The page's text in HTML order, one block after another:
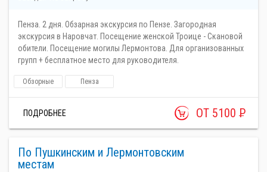
Пенза. 2 дня. Обзарная экскурсия по Пензе. Загородная
экскурсия в Наровчат. Посещение женской Троице - Скановой
обители. Посещение могилы Лермонтова. Для организованных
групп + бесплатное место для руководителя.
Обзорные Пенза
ПОДРОБНЕЕ ОТ 5100 Р
По Пушкинским и Лермонтовским
местам